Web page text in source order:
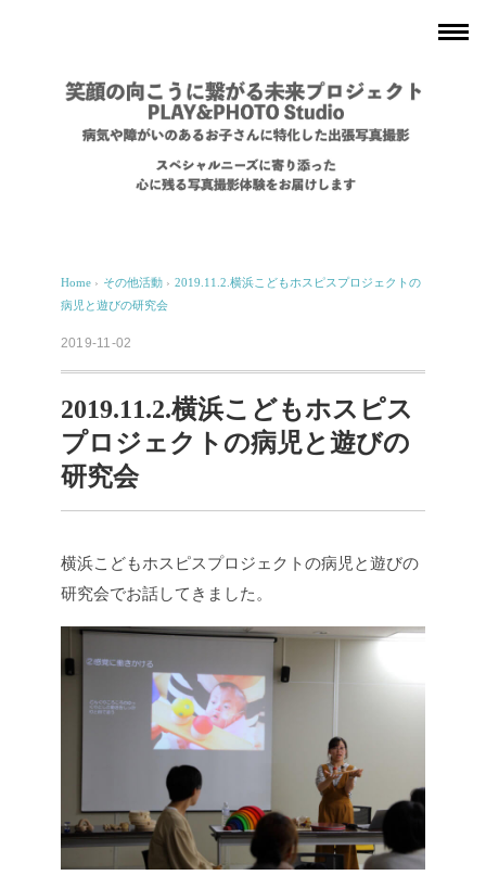
Home › その他活動 › 2019.11.2.横浜こどもホスピスプロジェクトの
病児と遊びの研究会
2019-11-02
2019.11.2.横浜こどもホスピス
プロジェクトの病児と遊びの
研究会
横浜こどもホスピスプロジェクトの病児と遊びの
研究会でお話してきました。